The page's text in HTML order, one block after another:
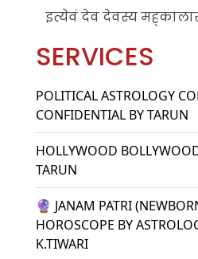
इत्येवं देव देवस्य
SERVICES
POLITICAL ASTROLOGY
CONFIDENTIAL BY TARUN
HOLLYWOOD
TARUN
🔮 JANAM PATRI
HOROSCOPE BY
K.TIWARI